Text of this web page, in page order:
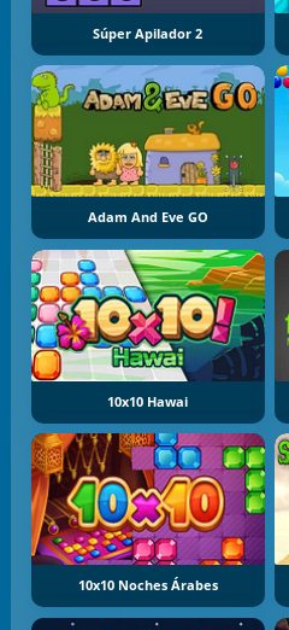
Súper Apilador 2
Adam And Eve GO
10x10 Hawai
10x10 Noches Árabes